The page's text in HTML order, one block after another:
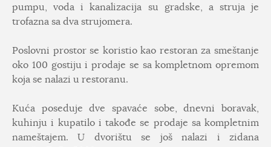
pumpu, voda i kanalizacija su gradske, a struja je
trofazna sa dva strujomera.
Poslovni prostor se koristio kao restoran za smeštanje
oko 100 gostiju i prodaje se sa kompletnom opremom
koja se nalazi u restoranu.
Kuća poseduje dve spavaće sobe, dnevni boravak,
kuhinju i kupatilo i takođe se prodaje sa kompletnim
nameštajem. U dvorištu se još nalazi i zidana